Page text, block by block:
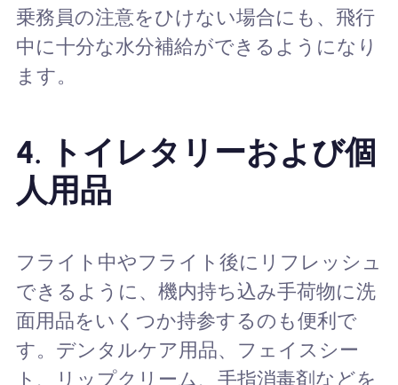
乗務員の注意をひけない場合にも、飛行
中に十分な水分補給ができるようになり
ます。
4. トイレタリーおよび個
人用品
フライト中やフライト後にリフレッシュ
できるように、機内持ち込み手荷物に洗
面用品をいくつか持参するのも便利で
す。デンタルケア用品、フェイスシー
ト、リップクリーム、手指消毒剤などを